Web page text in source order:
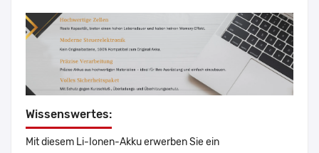
Wissenswertes:
Mit diesem Li-Ionen-Akku erwerben Sie ein